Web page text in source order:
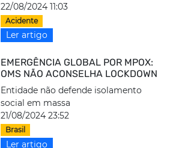
22/08/2024 11:03
Acidente
Ler artigo
EMERGÊNCIA GLOBAL POR MPOX:
OMS NÃO ACONSELHA LOCKDOWN
Entidade não defende isolamento
social em massa
21/08/2024 23:52
Brasil
Ler artigo